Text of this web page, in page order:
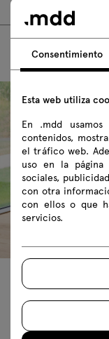
Productos
Consentimiento
Esta web utiliza
En .mdd
contenidos,
el tráfico web.
uso en la página
sociales,
con otra
con ellos o que
servicios.